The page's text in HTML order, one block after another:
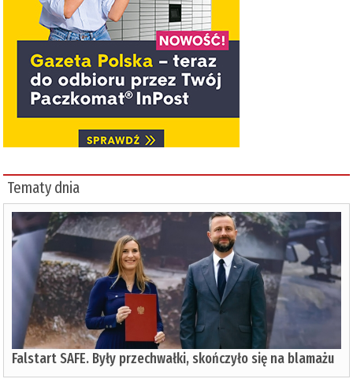
Tematy dnia
Falstart SAFE. Były przechwałki, skończyło się na blamażu